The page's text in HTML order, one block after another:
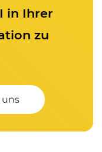
in Ihrer
zu
uns